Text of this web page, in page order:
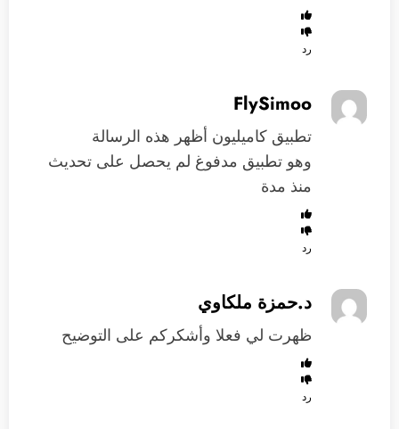
رد
FlySimoo
تطبيق كاميليون أظهر هذه الرسالة
وهو تطبيق مدفوغ لم يحصل على تحديث
منذ مدة
رد
د.حمزة ملكاوي
ظهرت لي فعلا وأشكركم على التوضيح
رد